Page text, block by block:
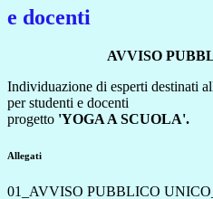
e docenti
AVVISO
Individuazione di esperti destinati
per studenti e docenti
progetto 'YOGA A SCUOLA'.
Allegati
01_AVVISO PUBBLICO